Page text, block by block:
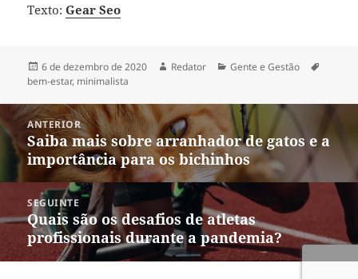
Texto:Gear Seo
Publicado
em
6 de dezembro de 2020 Autor
Redator Categorias
Gente e Gestão
bem-estar, minimalista
Navegação
de
Post
ANTERIOR
Post
anterior:
Saiba mais sobre arranhador de gatos e a
importância para os bichinhos
SEGUINTE
Próximo
post:
Quais são os desafios de atletas
profissionais durante a pandemia?